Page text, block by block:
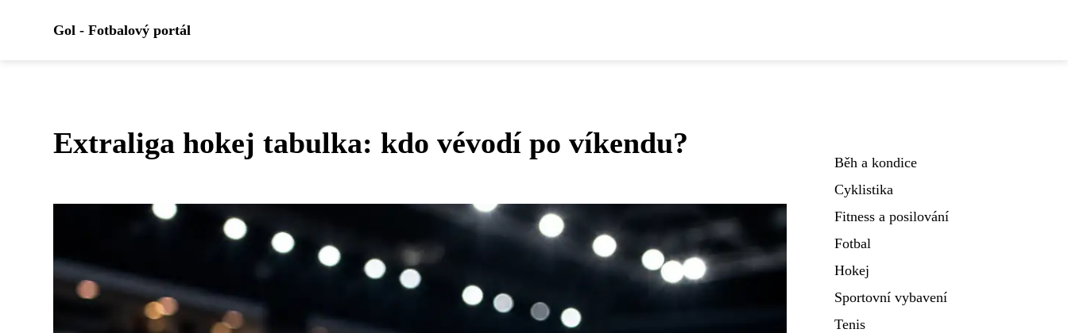
Gol - Fotbalový portál
Extraliga hokej tabulka: kdo vévodí po víkendu?
Běh a kondice
Cyklistika
Fitness a posilování
Fotbal
Hokej
Sportovní vybavení
Tenis